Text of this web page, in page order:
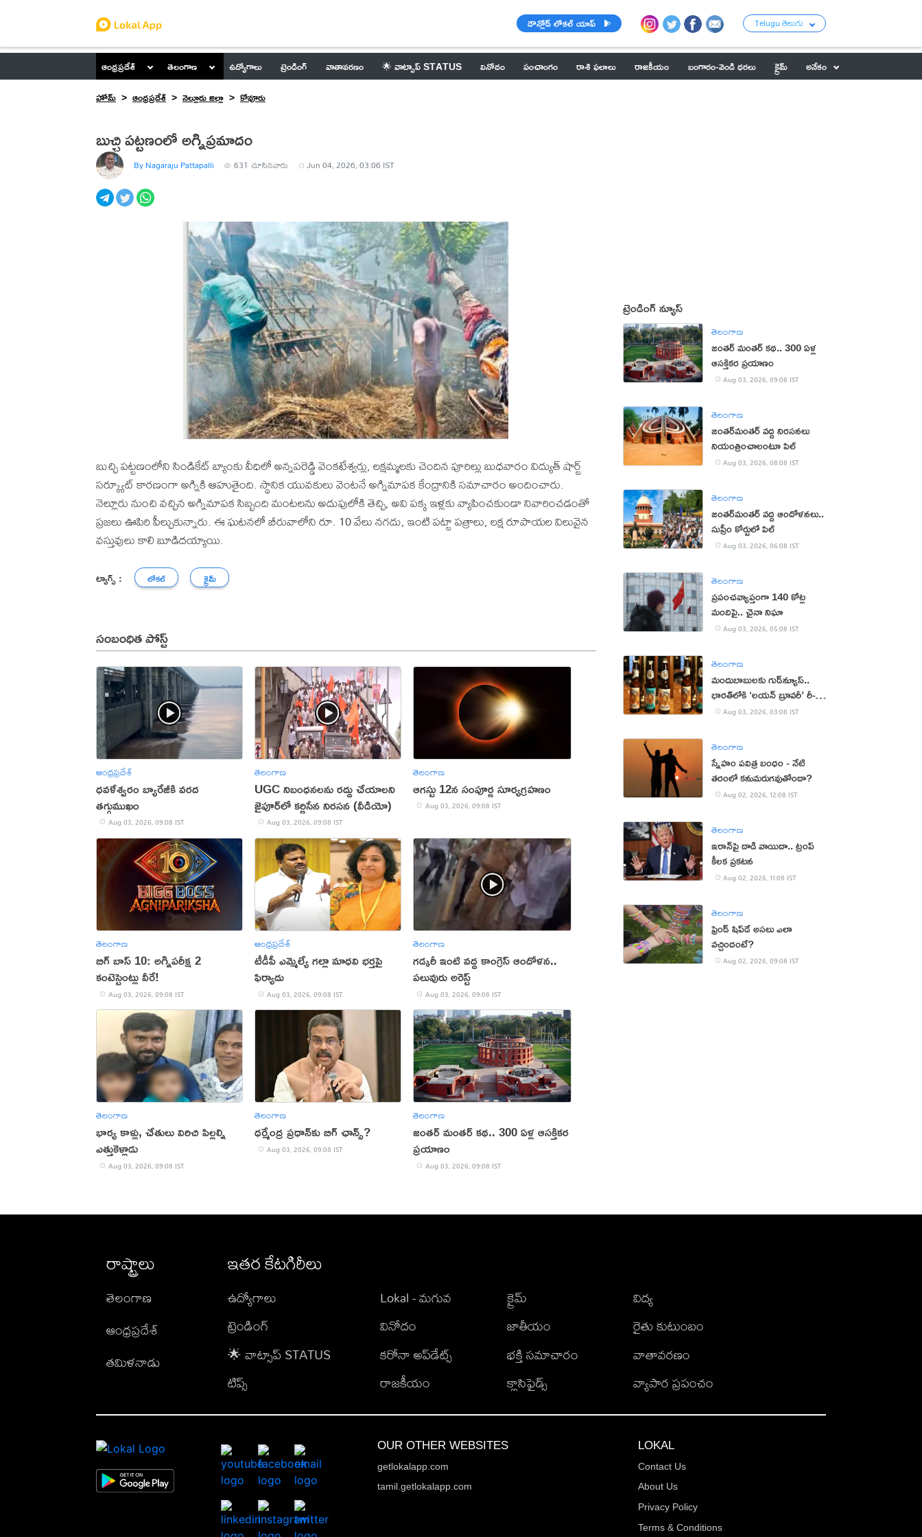
డౌన్లోడ్ లోకల్ యాప్ Telugu తెలుగు
ఆంధ్రప్రదేశ్ తెలంగాణ ఉద్యోగాలు ట్రెండింగ్ వాతావరణం 🌟 వాట్సాప్ STATUS వినోదం పంచాంగం రాశి ఫలాలు రాజకీయం బంగారం-వెండి ధరలు క్రైమ్
అనేకం
హోమ్
ఆంధ్రప్రదేశ్ నెల్లూరు జిల్లా కోవూరు
బుచ్చి పట్టణంలో అగ్నిప్రమాదం
By Nagaraju Pattapalli 631 చూసినవారు Jun 04, 2026, 03:06 IST
బుచ్చి పట్టణంలోని సిండికేట్ బ్యాంకు వీధిలో అన్నపరెడ్డి వెంకటేశ్వర్లు, లక్షమ్మలకు చెందిన పూరిల్లు బుధవారం విద్యుత్ షార్ట్
సర్క్యూట్ కారణంగా అగ్నికి ఆహుతైంది. స్థానిక యువకులు వెంటనే అగ్నిమాపక కేంద్రానికి సమాచారం అందించారు.
నెల్లూరు నుంచి వచ్చిన అగ్నిమాపక సిబ్బంది మంటలను అదుపులోకి తెచ్చి, అవి పక్క ఇళ్లకు వ్యాపించకుండా నివారించడంతో
ప్రజలు ఊపిరి పీల్చుకున్నారు. ఈ ఘటనలో బీరువాలోని రూ. 10 వేలు నగదు, ఇంటి పట్టా పత్రాలు, లక్ష రూపాయల విలువైన
వస్తువులు కాలి బూడిదయ్యాయి.
ట్యాగ్స్ : లోకల్ క్రైమ్
సంబంధిత పోస్ట్
ఆంధ్రప్రదేశ్
ధవళేశ్వరం బ్యారేజీకి వరద
తగ్గుముఖం
Aug 03, 2026, 09:08 IST
తెలంగాణ
UGC నిబంధనలను రద్దు చేయాలని
జైపూర్‌లో కర్ణిసేన నిరసన (వీడియో)
Aug 03, 2026, 09:08 IST
తెలంగాణ
ఆగస్టు 12న సంపూర్ణ సూర్యగ్రహణం
Aug 03, 2026, 09:08 IST
తెలంగాణ
బిగ్ బాస్ 10: అగ్నిపరీక్ష 2
కంటెస్టెంట్లు వీరే!
Aug 03, 2026, 09:08 IST
ఆంధ్రప్రదేశ్
టీడీపీ ఎమ్మెల్యే గ‌ల్లా మాధ‌వి భ‌ర్త‌పై
ఫిర్యాదు
Aug 03, 2026, 09:08 IST
తెలంగాణ
గడ్కరీ ఇంటి వద్ద కాంగ్రెస్ ఆందోళన..
పలువురు అరెస్ట్
Aug 03, 2026, 09:08 IST
తెలంగాణ
భార్య కాళ్లు, చేతులు విరిచి పిల్లల్ని
ఎత్తుకెళ్లాడు
Aug 03, 2026, 09:08 IST
తెలంగాణ
ధర్మేంద్ర ప్రధాన్‌కు బిగ్‌ ఛాన్స్?
Aug 03, 2026, 09:08 IST
తెలంగాణ
జంతర్‌ మంతర్‌ కథ.. 300 ఏళ్ల ఆసక్తికర
ప్రయాణం
Aug 03, 2026, 09:08 IST
ట్రెండింగ్ న్యూస్
తెలంగాణ
జంతర్‌ మంతర్‌ కథ.. 300 ఏళ్ల
ఆసక్తికర ప్రయాణం
Aug 03, 2026, 09:08 IST
తెలంగాణ
జంతర్‌మంతర్‌ వద్ద నిరసనలు
నియంత్రించాలంటూ పిల్
Aug 03, 2026, 08:08 IST
తెలంగాణ
జంతర్‌మంతర్‌ వద్ద ఆందోళనలు..
సుప్రీం కోర్టులో పిల్
Aug 03, 2026, 06:08 IST
తెలంగాణ
ప్రపంచవ్యాప్తంగా 140 కోట్ల
మందిపై.. చైనా నిఘా
Aug 03, 2026, 05:08 IST
తెలంగాణ
మందుబాబులకు గుడ్‌న్యూస్..
భారత్‌లోకి ‘లయన్ బ్రూవరీ’ రీ-
ఎంట్రీAug 03, 2026, 03:08 IST
తెలంగాణ
స్నేహం పవిత్ర బంధం - నేటి
తరంలో కనుమరుగవుతోందా?
Aug 02, 2026, 12:08 IST
తెలంగాణ
ఇరాన్‌పై దాడి వాయిదా.. ట్రంప్
కీలక ప్రకటన
Aug 02, 2026, 11:08 IST
తెలంగాణ
ఫ్రెండ్ షిప్‌డే అసలు ఎలా
వచ్చిందంటే?
Aug 02, 2026, 09:08 IST
రాష్ట్రాలు
తెలంగాణ
ఆంధ్రప్రదేశ్
తమిళనాడు
ఇతర కేటగిరీలు
ఉద్యోగాలు
ట్రెండింగ్
🌟 వాట్సాప్ STATUS
టిప్స్
Lokal - మగువ
వినోదం
కరోనా అప్‌డేట్స్
రాజకీయం
క్రైమ్
జాతీయం
భక్తి సమాచారం
క్లాసిఫైడ్స్
విద్య
రైతు కుటుంబం
వాతావరణం
వ్యాపార ప్రపంచం
OUR OTHER WEBSITES
getlokalapp.com
tamil.getlokalapp.com
LOKAL
Contact Us
About Us
Privacy Policy
Terms & Conditions